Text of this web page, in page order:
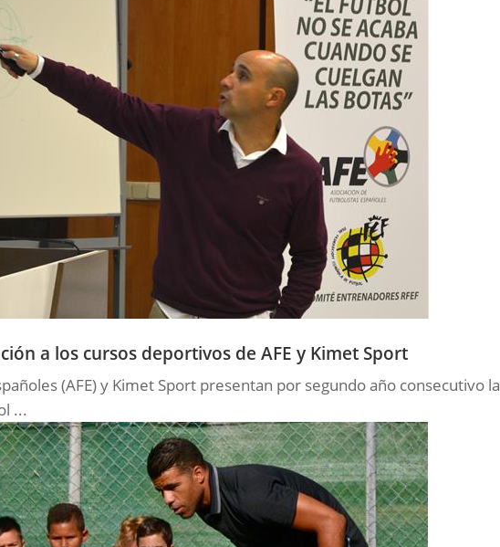
a los cursos deportivos de AFE y Kimet Sport
(AFE) y Kimet Sport presentan por segundo año consecutivo la
...